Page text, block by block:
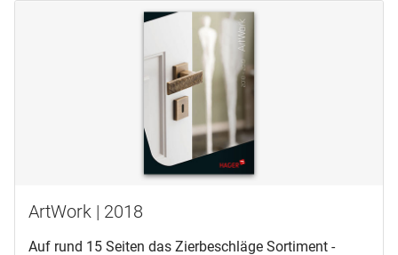
ArtWork | 2018
Auf rund 15 Seiten das Zierbeschläge Sortiment -